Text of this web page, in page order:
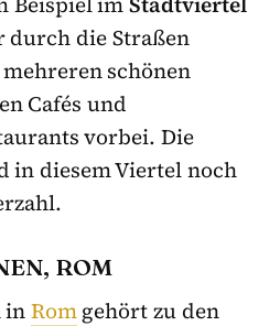
durch die Straßen
schönen
Cafés und
vorbei. Die
in diesem Viertel noch
ROM
inRomgehört zu den